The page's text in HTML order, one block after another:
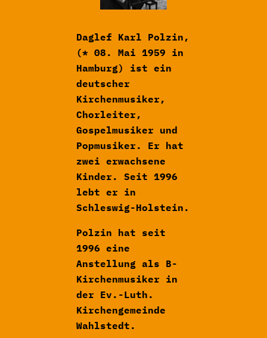
Daglef Karl Polzin,
(* 08. Mai 1959 in
Hamburg) ist ein
deutscher
Kirchenmusiker,
Chorleiter,
Gospelmusiker und
Popmusiker. Er hat
zwei erwachsene
Kinder. Seit 1996
lebt er in
Schleswig-Holstein.
Polzin hat seit
1996 eine
Anstellung als B-
Kirchenmusiker in
der Ev.-Luth.
Kirchengemeinde
Wahlstedt.